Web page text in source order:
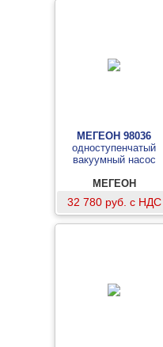
МЕГЕОН 98036
одноступенчатый
вакуумный насос
МЕГЕОН
32 780 руб. с НДС